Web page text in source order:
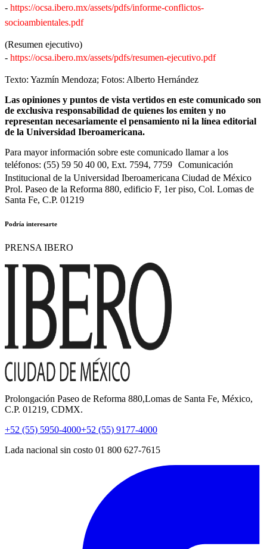
- https://ocsa.ibero.mx/assets/pdfs/informe-conflictos-
socioambientales.pdf
(Resumen ejecutivo)
- https://ocsa.ibero.mx/assets/pdfs/resumen-ejecutivo.pdf
Texto: Yazmín Mendoza; Fotos: Alberto Hernández
Las opiniones y puntos de vista vertidos en este comunicado son
de exclusiva responsabilidad de quienes los emiten y no
representan necesariamente el pensamiento ni la línea editorial
de la Universidad Iberoamericana.
Para mayor información sobre este comunicado llamar a los
teléfonos: (55) 59 50 40 00, Ext. 7594, 7759 Comunicación
Institucional de la Universidad Iberoamericana Ciudad de México
Prol. Paseo de la Reforma 880, edificio F, 1er piso, Col. Lomas de
Santa Fe, C.P. 01219
Podría interesarte
PRENSA IBERO
Prolongación Paseo de Reforma 880,Lomas de Santa Fe, México,
C.P. 01219, CDMX.
+52 (55) 5950-4000+52 (55) 9177-4000
Lada nacional sin costo 01 800 627-7615